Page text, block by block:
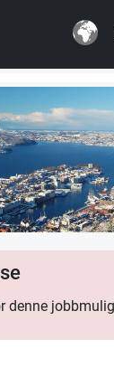
denne